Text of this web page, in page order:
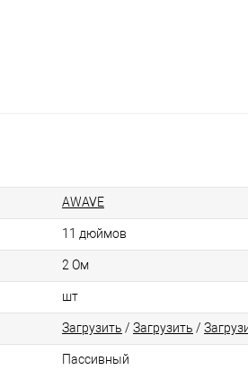
AWAVE
11 дюймов
2 Ом
шт
Загрузить / Загрузить /
Пассивный